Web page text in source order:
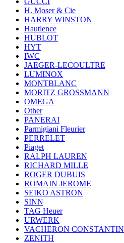
H. Moser & Cie
HARRY WINSTON
Hautlence
HUBLOT
HYT
IWC
JAEGER-LECOULTRE
LUMINOX
MONTBLANC
MORITZ GROSSMANN
OMEGA
Other
PANERAI
Parmigiani Fleurier
PERRELET
Piaget
RALPH LAUREN
RICHARD MILLE
ROGER DUBUIS
ROMAIN JEROME
SEIKO ASTRON
SINN
TAG Heuer
URWERK
VACHERON CONSTANTIN
ZENITH